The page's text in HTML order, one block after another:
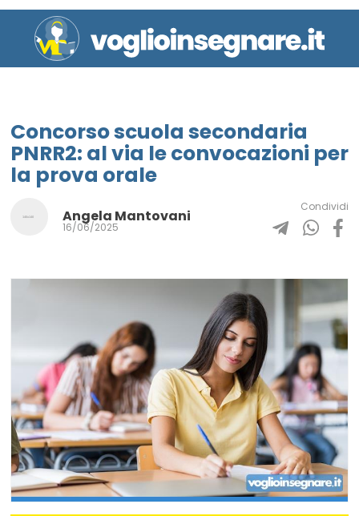
Concorso scuola secondaria
PNRR2: al via le convocazioni per
la prova orale
Angela Mantovani
16/06/2025
Condividi